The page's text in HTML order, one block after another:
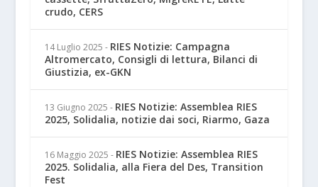
crudo, CERS
14 Luglio 2025 - RIES Notizie: Campagna
Altromercato, Consigli di lettura, Bilanci di
Giustizia, ex-GKN
13 Giugno 2025 - RIES Notizie: Assemblea RIES
2025, Solidalia, notizie dai soci, Riarmo, Gaza
16 Maggio 2025 - RIES Notizie: Assemblea RIES
2025. Solidalia, alla Fiera del Des, Transition
Fest